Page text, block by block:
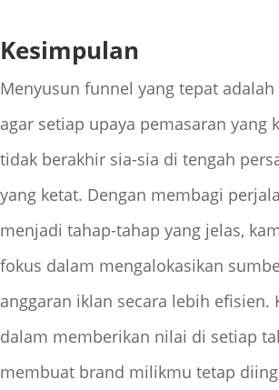
Kesimpulan
Menyusun funnel yang tepat
agar setiap upaya pemasaran yang
tidak berakhir sia-sia di tengah
yang ketat. Dengan membagi
menjadi tahap-tahap yang jelas,
fokus dalam mengalokasikan
anggaran iklan secara lebih efisien.
dalam memberikan nilai di setiap
membuat brand milikmu tetap